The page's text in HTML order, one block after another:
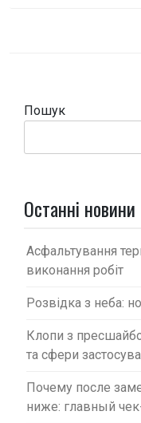
Пошук
Останні новини
Асфальтування
виконання робіт
Розвідка з неба:
Клопи з
та сфери
Почему после
ниже: главный